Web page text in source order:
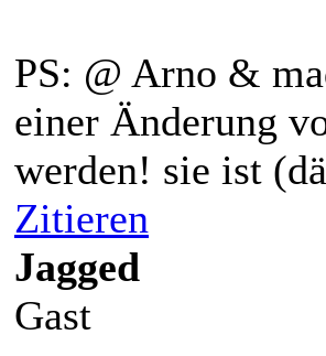
PS: @ Arno &
einer Änderung
werden! sie ist
Zitieren
Jagged
Gast